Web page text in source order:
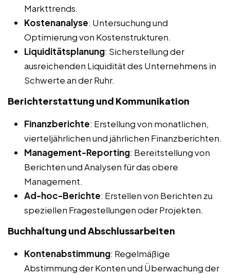
Markttrends.
Kostenanalyse: Untersuchung und
Optimierung von Kostenstrukturen.
Liquiditätsplanung: Sicherstellung der
ausreichenden Liquidität des Unternehmens in
Schwerte an der Ruhr.
Berichterstattung und Kommunikation
Finanzberichte: Erstellung von monatlichen,
vierteljährlichen und jährlichen Finanzberichten.
Management-Reporting: Bereitstellung von
Berichten und Analysen für das obere
Management.
Ad-hoc-Berichte: Erstellen von Berichten zu
speziellen Fragestellungen oder Projekten.
Buchhaltung und Abschlussarbeiten
Kontenabstimmung: Regelmäßige
Abstimmung der Konten und Überwachung der